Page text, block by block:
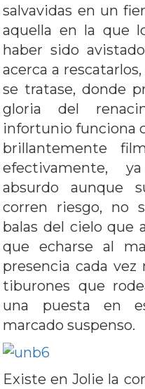
salvavidas en un
aquella en la que
haber sido
acerca a
se tratase, donde
gloria del
infortunio funciona
brillantemente
efectivamente,
absurdo aunque
corren riesgo, no
balas del cielo que
que echarse al
presencia cada
tiburones que
una puesta en
marcado suspenso.
Existe en Jolie la